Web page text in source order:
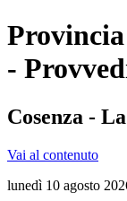
-
Cosenza -
Vai al contenuto
lunedì 10 agosto